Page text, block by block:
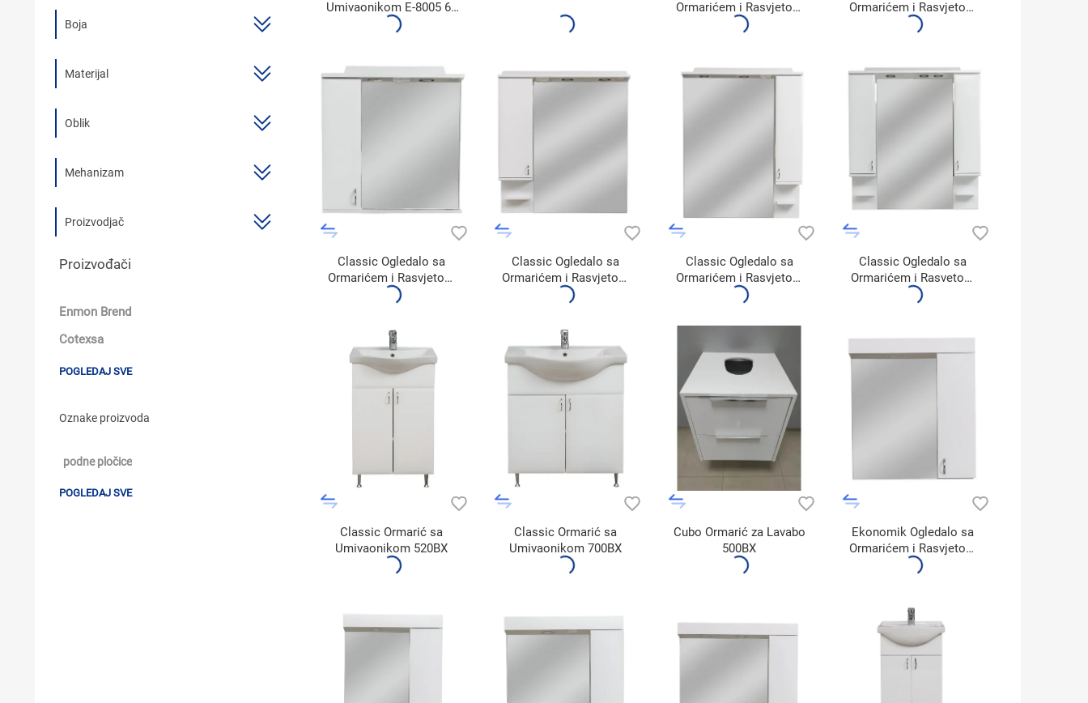
ODVOD VODE
Umivaonikom E-8005 60
600BX
Ormarićem i Rasvjetom
700A1/1
Ormarićem i Rasvjetom
600A3
Classic Ogledalo sa
Ormarićem i Rasvjetom
650A3
Classic Ogledalo sa
Ormarićem i Rasvjetom
700A1
Classic Ogledalo sa
Ormarićem i Rasvjetom
900A1
Classic Ogledalo sa
Ormarićem i Rasvetom
900A1/1
Classic Ormarić sa
Umivaonikom 520BX
Classic Ormarić sa
Umivaonikom 700BX
Cubo Ormarić za Lavabo
500BX
Ekonomik Ogledalo sa
Ormarićem i Rasvjetom
450A3
Boja
Materijal
Oblik
Mehanizam
Proizvodjač
Proizvođači
Enmon Brend
Cotexsa
POGLEDAJ SVE
Oznake proizvoda
podne pločice
POGLEDAJ SVE